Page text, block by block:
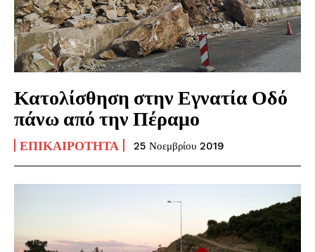
Κατολίσθηση στην Εγνατία Οδό
πάνω από την Πέραμο
ΕΠΙΚΑΙΡΌΤΗΤΑ 25 Νοεμβρίου 2019